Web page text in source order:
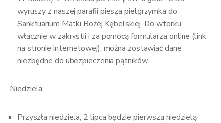
wyruszy z naszej parafii piesza pielgrzymka do
Sanktuarium Matki Bożej Kębelskiej. Do wtorku
włącznie w zakrystii i za pomocą formularza online (link
na stronie internetowej), można zostawiać dane
niezbędne do ubezpieczenia pątników.
Niedziela:
Przyszła niedziela, 2 lipca będzie pierwszą niedzielą